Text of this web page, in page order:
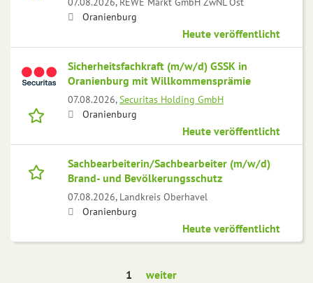
Oranienburg
Heute veröffentlicht
Sicherheitsfachkraft (m/w/d) GSSK in
Oranienburg mit Willkommensprämie
07.08.2026,Securitas Holding GmbH
Oranienburg
Heute veröffentlicht
Sachbearbeiterin/Sachbearbeiter (m/w/d)
Brand- und Bevölkerungsschutz
07.08.2026, Landkreis Oberhavel
Oranienburg
Heute veröffentlicht
1 weiter